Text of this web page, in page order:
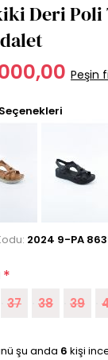
Deri Poli
Peşin
2024 9-PA
*
37 38 39
şu anda 6 kişi